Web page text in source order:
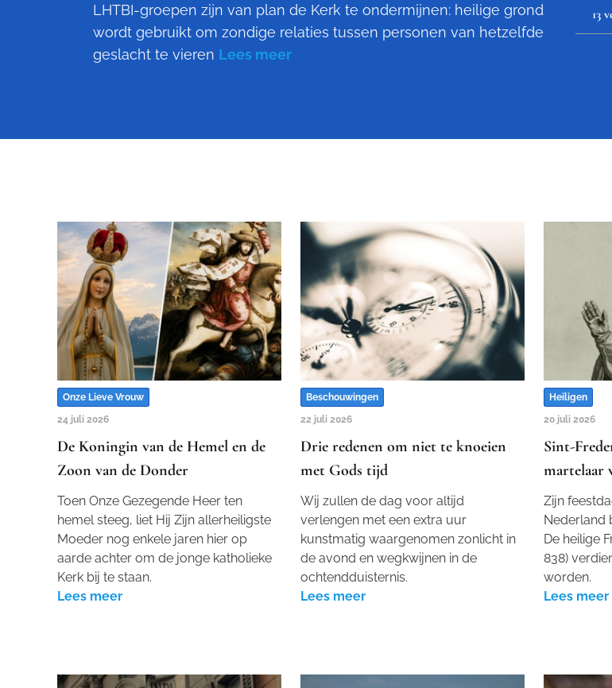
LHTBI-groepen zijn van plan de Kerk te ondermijnen: heilige grond
wordt gebruikt om zondige relaties tussen personen van hetzelfde
geslacht te vieren Lees meer
13
Onze Lieve Vrouw
24 juli 2026
De Koningin van de Hemel en de
Zoon van de Donder
Toen Onze Gezegende Heer ten
hemel steeg, liet Hij Zijn allerheiligste
Moeder nog enkele jaren hier op
aarde achter om de jonge katholieke
Kerk bij te staan.
Lees meer
Beschouwingen
22 juli 2026
Drie redenen om niet te knoeien
met Gods tijd
Wij zullen de dag voor altijd
verlengen met een extra uur
kunstmatig waargenomen zonlicht in
de avond en wegkwijnen in de
ochtendduisternis.
Lees meer
Heiligen
20 juli 2026
Sint-
martelaar
Zijn
Nederland
De heilige
838)
worden.
Lees meer